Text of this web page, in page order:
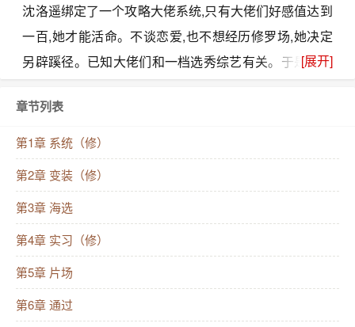
沈洛遥绑定了一个攻略大佬系统,只有大佬们好感值达到
一百,她才能活命。不谈恋爱,也不想经历修罗场,她决定
另辟蹊径。已知大佬们和一档选秀综艺有关。于是沈洛
情。本着干一行爱一行的原则,沈洛遥苦练各种才艺。初
舞台,她就以难度极高的一段现代舞惊艳四方。之后的几
场公演,更是以一举之力把比赛难度提高了。她不仅赢得
了大佬们的目光,还获得了万千网友的支持,终于c位出
道。接下来沈洛遥出唱片,上综艺,各种商业代言拿到手
软,甚至一跃跻身顶流之列。眼看她每天不务正业,系统
都快急死了：大佬A的好感值都跌到负值了！大佬B的白
月光回来了！大佬C出现异常,马上开始黑化了！另一边
沈洛遥看着手里的半成品乐谱,依旧不慌不忙修修改改。
[展开]
章节列表
第1章 系统（修）
第2章 变装（修）
第3章 海选
第4章 实习（修）
第5章 片场
第6章 通过